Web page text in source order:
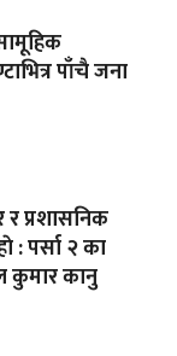
पाँचै जना
र प्रशासनिक
: पर्सा २ का
कुमार कानु